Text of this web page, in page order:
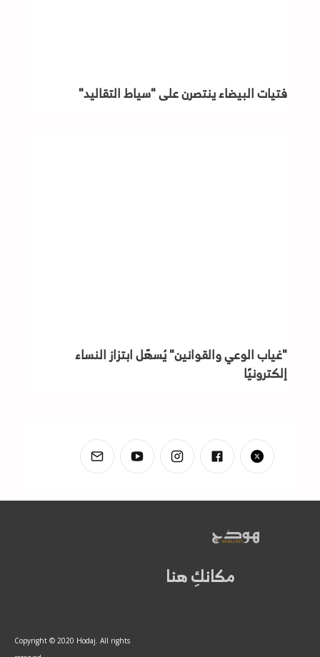
فتيات البيضاء ينتصرن على "سياط التقاليد"
"غياب الوعي والقوانين" يُسهّل ابتزاز النساء
إلكترونيًا
مكانكِ هنا
Copyright © 2020 Hodaj. All rights